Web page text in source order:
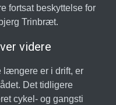
fortsat beskyttelse for
Trinbræt.
videre
længere er i drift, er
Det tidligere
cykel- og gangsti